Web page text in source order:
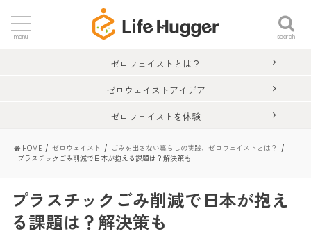
search
menu
ゼロウェイストとは？
ゼロウェイストアイデア
ゼロウェイストを体験
HOME ゼロウェイスト
ごみを出さない暮らしの実践、ゼロウェイストとは？
プラスチックごみ削減で日本が抱える課題は？解決策も
プラスチックごみ削減で日本が抱え
る課題は？解決策も